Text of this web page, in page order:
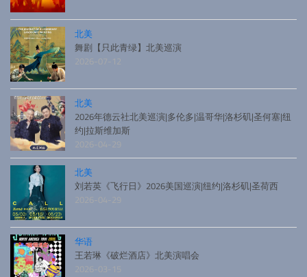
北美
舞剧【只此青绿】北美巡演
2026-07-12
北美
2026年德云社北美巡演|多伦多|温哥华|洛杉矶|圣何塞|纽
约|拉斯维加斯
2026-04-29
北美
刘若英《飞行日》2026美国巡演|纽约|洛杉矶|圣荷西
2026-04-29
华语
王若琳《破烂酒店》北美演唱会
2026-03-15